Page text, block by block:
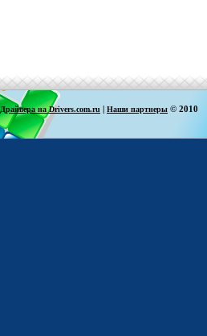
Драйвера на Drivers.com.ru | Наши партнеры © 2010